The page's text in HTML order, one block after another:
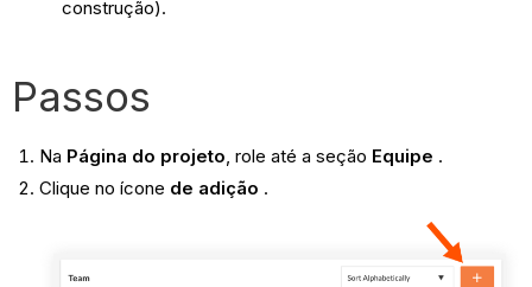
construção).
Passos
Na Página do projeto , role até a seção Equipe .
Clique no ícone de adição .